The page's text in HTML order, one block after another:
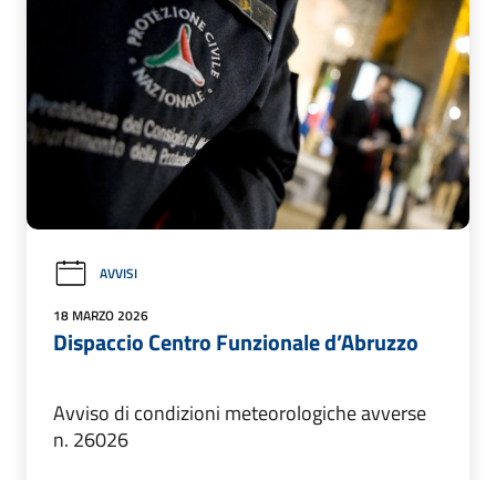
AVVISI
18 MARZO 2026
Dispaccio Centro Funzionale d’Abruzzo
Avviso di condizioni meteorologiche avverse
n. 26026